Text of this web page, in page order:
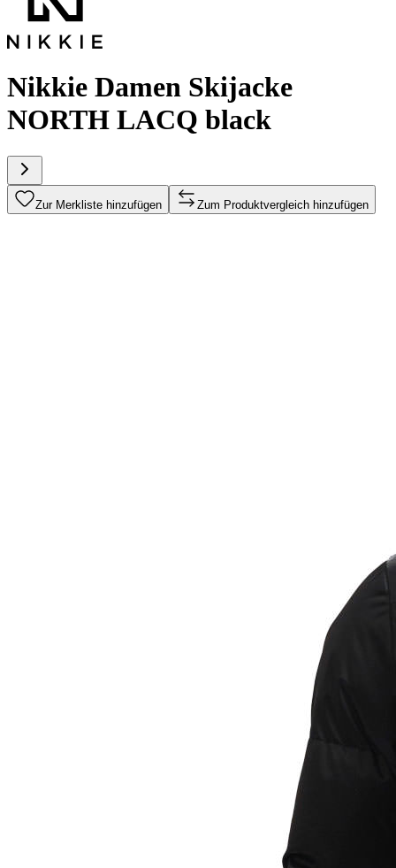
Nikkie Damen Skijacke
NORTH LACQ black
Zur Merkliste hinzufügen Zum Produktvergleich hinzufügen